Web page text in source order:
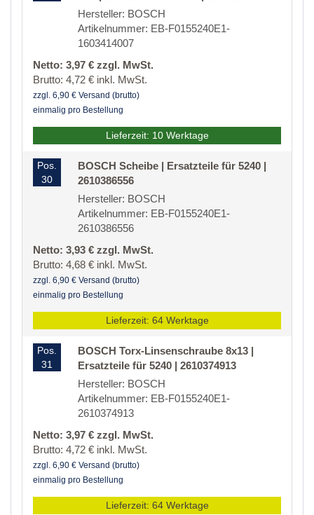
Hersteller: BOSCH
Artikelnummer: EB-F0155240E1-
1603414007
Netto: 3,97 € zzgl. MwSt.
Brutto: 4,72 € inkl. MwSt.
zzgl. 6,90 € Versand (brutto)
einmalig pro Bestellung
Lieferzeit: 10 Werktage
Pos.
30
BOSCH Scheibe | Ersatzteile für 5240 |
2610386556
Hersteller: BOSCH
Artikelnummer: EB-F0155240E1-
2610386556
Netto: 3,93 € zzgl. MwSt.
Brutto: 4,68 € inkl. MwSt.
zzgl. 6,90 € Versand (brutto)
einmalig pro Bestellung
Lieferzeit: 64 Werktage
Pos.
31
BOSCH Torx-Linsenschraube 8x13 |
Ersatzteile für 5240 | 2610374913
Hersteller: BOSCH
Artikelnummer: EB-F0155240E1-
2610374913
Netto: 3,97 € zzgl. MwSt.
Brutto: 4,72 € inkl. MwSt.
zzgl. 6,90 € Versand (brutto)
einmalig pro Bestellung
Lieferzeit: 64 Werktage